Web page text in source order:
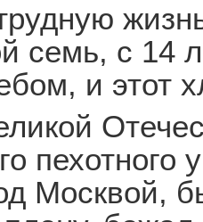
семь, с 14
и этот
Москвой,